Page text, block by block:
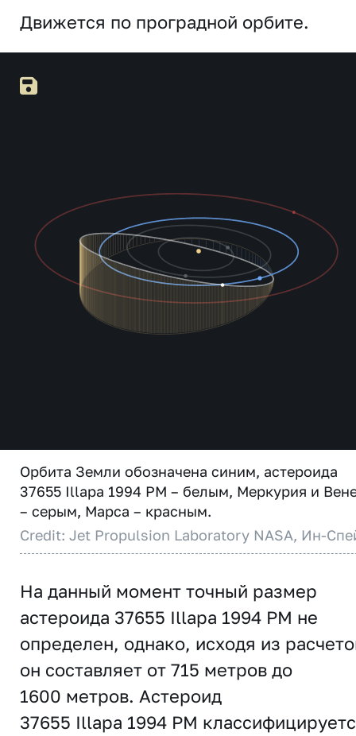
Движется по проградной орбите.
Орбита Земли обозначена синим, астероида
37655 Illapa 1994 PM – белым, Меркурия и
– серым, Марса – красным.
Credit: Jet Propulsion Laboratory NASA, Ин-
На данный момент точный размер
астероида 37655 Illapa 1994 PM не
определен, однако, исходя из
он составляет от 715 метров до
1600 метров. Астероид
37655 Illapa 1994 PM